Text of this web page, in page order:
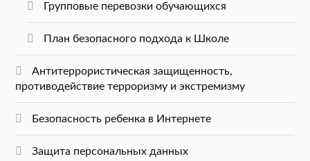
Групповые перевозки обучающихся
План безопасного подхода к Школе
Антитеррористическая защищенность,
противодействие терроризму и экстремизму
Безопасность ребенка в Интернете
Защита персональных данных